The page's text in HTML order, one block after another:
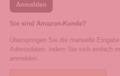
Anmelden
Sie sind Amazon-Kunde?
Überspringen Sie die manuelle
Adressdaten, indem Sie sich einfach
anmelden.